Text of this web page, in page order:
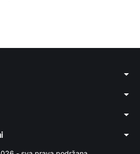
arrow_drop_down
arrow_drop_down
arrow_drop_down
arrow_drop_down